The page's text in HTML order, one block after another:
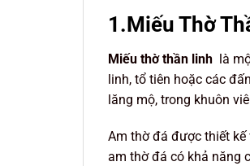
1.Miếu Thờ
Miếu thờ thần linh là
linh, tổ tiên hoặc các
lăng mộ, trong khuôn
Am thờ đá được thiết kế
am thờ đá có khả năng